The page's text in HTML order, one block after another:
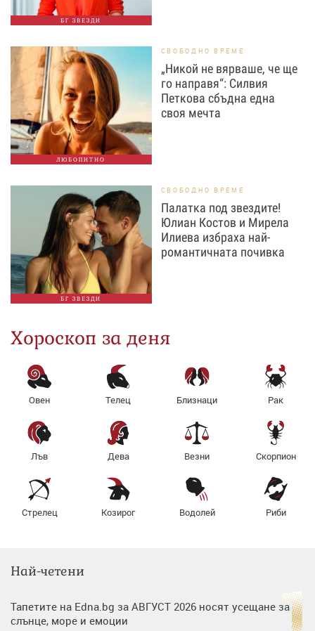
БГ ЗВЕЗДИ
ЛЮБОПИТНО
СВОБОДНО ВРЕМЕ
„Никой не вярваше, че ще
го направя“: Силвия
Петкова сбъдна една
своя мечта
БГ ЗВЕЗДИ
СВОБОДНО ВРЕМЕ
Палатка под звездите!
Юлиан Костов и Мирела
Илиева избраха най-
романтичната почивка
Хороскоп за деня
Овен Телец Близнаци Рак
Лъв Дева Везни Скорпион
Стрелец Козирог Водолей Риби
Най-четени
Тапетите на Edna.bg за АВГУСТ 2026 носят усещане за
слънце, море и емоции